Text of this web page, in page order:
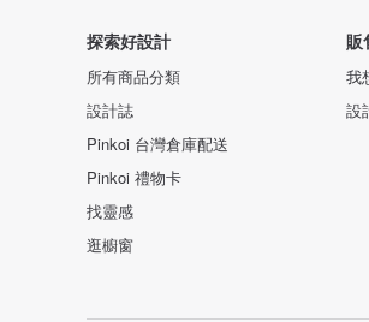
探索好設計
所有商品分類
設計誌
Pinkoi 台灣倉庫配送
Pinkoi 禮物卡
找靈感
逛櫥窗
販
我
設